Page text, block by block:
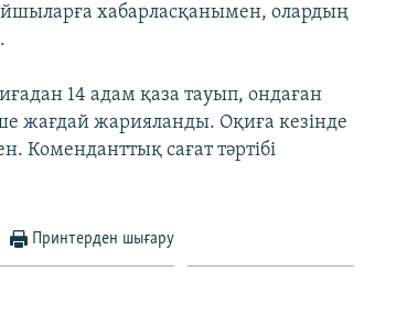
хабарласқанымен, олардың
14 адам қаза тауып, ондаған
жағдай жарияланды. Оқиға кезінде
Коменданттық сағат тәртібі
Принтерден шығару